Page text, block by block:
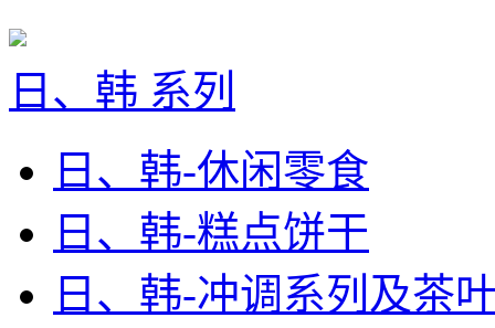
日、韩 系列
日、韩-休闲零食
日、韩-糕点饼干
日、韩-冲调系列及茶